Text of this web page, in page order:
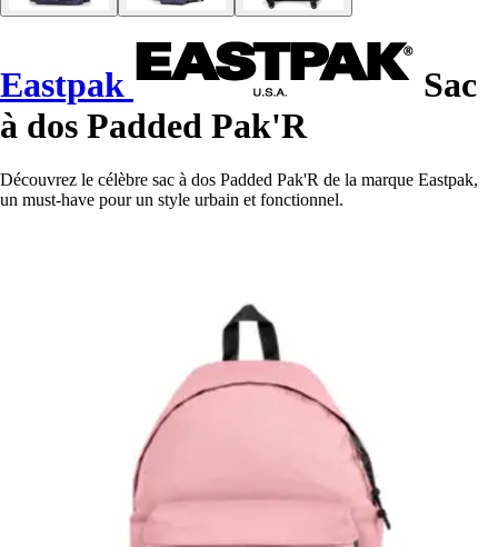
Eastpak
Sac
à dos Padded Pak'R
Découvrez le célèbre sac à dos Padded Pak'R de la marque Eastpak,
un must-have pour un style urbain et fonctionnel.